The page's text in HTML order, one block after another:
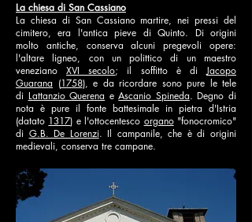
La chiesa di San Cassiano
La chiesa di San Cassiano martire, nei pressi del
cimitero, era l'antica pieve di Quinto. Di origini
molto antiche, conserva alcuni pregevoli opere:
l'altare ligneo, con un polittico di un maestro
venezianoXVI secolo; il soffitto è diJacopo
Guarana (1758), e da ricordare sono pure le tele
di Lattanzio Querena eAscanio Spineda. Degno di
nota è pure il fonte battesimale in pietra d'Istria
(datato 1317) e l'ottocentesco organo"fonocromico"
di G.B. De Lorenzi. Il campanile, che è di origini
medievali, conserva tre campane.